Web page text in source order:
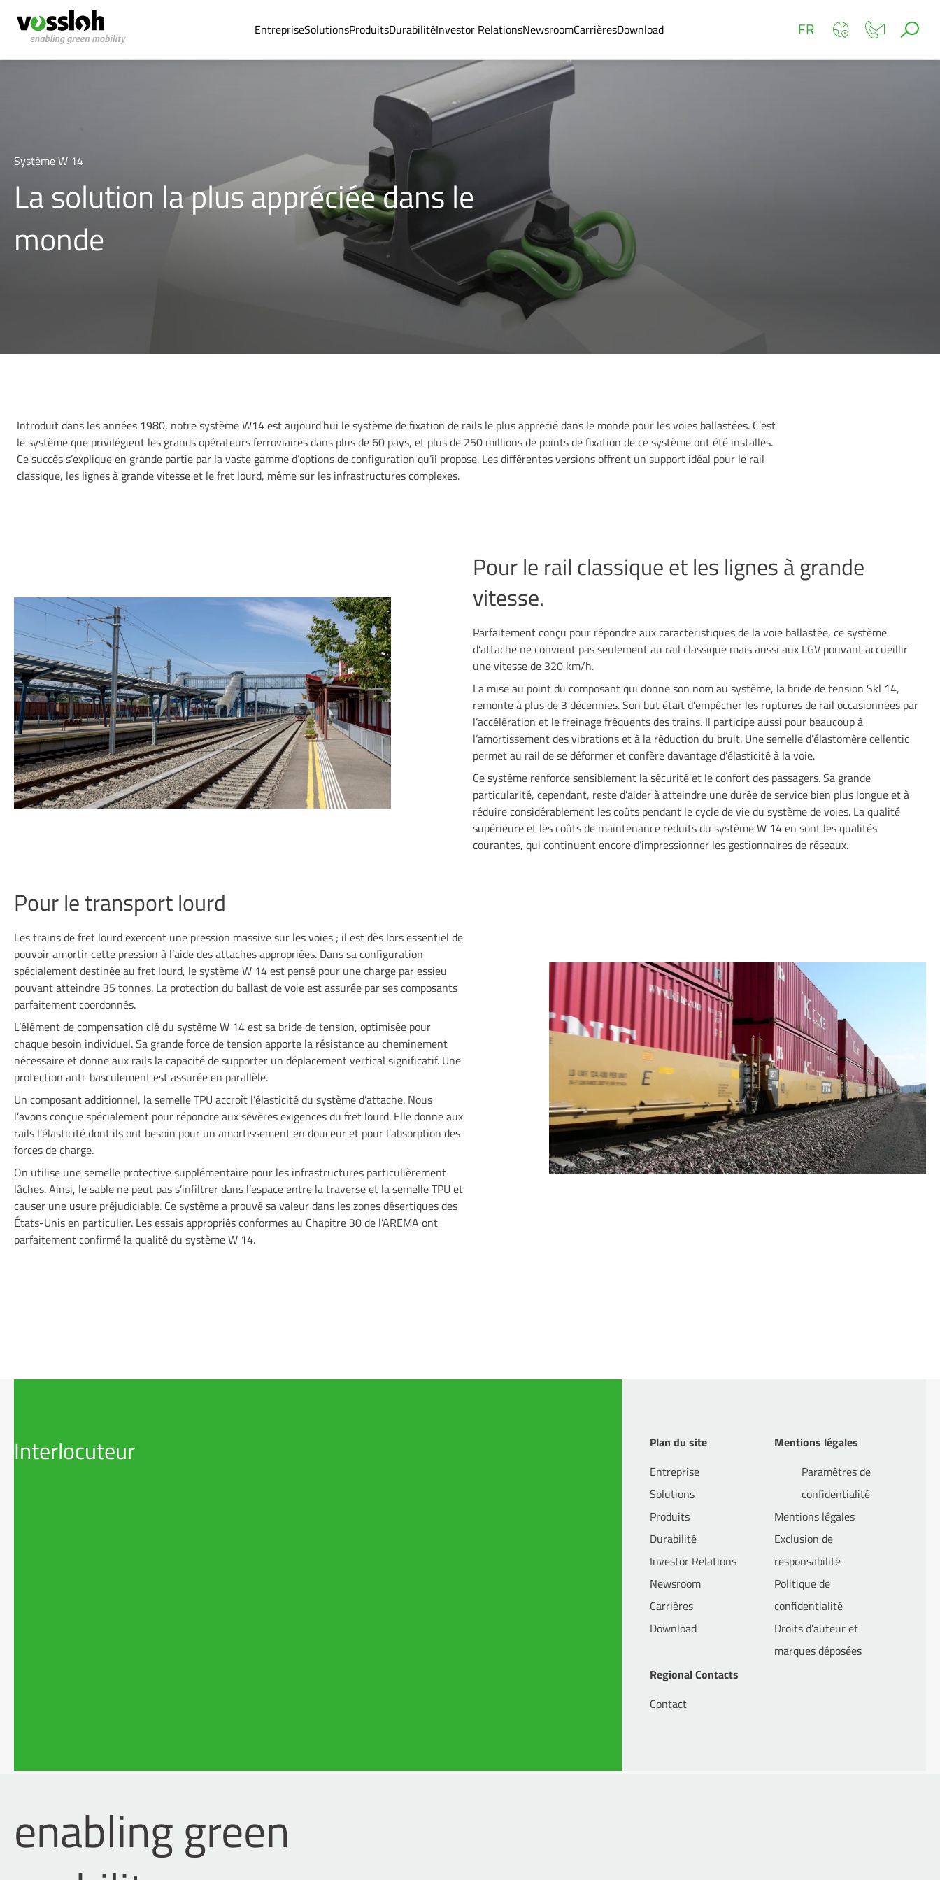
EntrepriseSolutionsProduitsDurabilitéInvestor RelationsNewsroomCarrièresDownload FR
Système W 14
La solution la plus appréciée dans le
monde
Introduit dans les années 1980, notre système W14 est aujourd’hui le système de fixation de rails le plus apprécié dans le monde pour les voies ballastées. C’est
le système que privilégient les grands opérateurs ferroviaires dans plus de 60 pays, et plus de 250 millions de points de fixation de ce système ont été installés.
Ce succès s’explique en grande partie par la vaste gamme d’options de configuration qu’il propose. Les différentes versions offrent un support idéal pour le rail
classique, les lignes à grande vitesse et le fret lourd, même sur les infrastructures complexes.
Pour le rail classique et les lignes à grande
vitesse.
Parfaitement conçu pour répondre aux caractéristiques de la voie ballastée, ce système
d’attache ne convient pas seulement au rail classique mais aussi aux LGV pouvant accueillir
une vitesse de 320 km/h.
La mise au point du composant qui donne son nom au système, la bride de tension Skl 14,
remonte à plus de 3 décennies. Son but était d’empêcher les ruptures de rail occasionnées par
l’accélération et le freinage fréquents des trains. Il participe aussi pour beaucoup à
l’amortissement des vibrations et à la réduction du bruit. Une semelle d’élastomère cellentic
permet au rail de se déformer et confère davantage d’élasticité à la voie.
Ce système renforce sensiblement la sécurité et le confort des passagers. Sa grande
particularité, cependant, reste d’aider à atteindre une durée de service bien plus longue et à
réduire considérablement les coûts pendant le cycle de vie du système de voies. La qualité
supérieure et les coûts de maintenance réduits du système W 14 en sont les qualités
courantes, qui continuent encore d’impressionner les gestionnaires de réseaux.
Pour le transport lourd
Les trains de fret lourd exercent une pression massive sur les voies ; il est dès lors essentiel de
pouvoir amortir cette pression à l’aide des attaches appropriées. Dans sa configuration
spécialement destinée au fret lourd, le système W 14 est pensé pour une charge par essieu
pouvant atteindre 35 tonnes. La protection du ballast de voie est assurée par ses composants
parfaitement coordonnés.
L’élément de compensation clé du système W 14 est sa bride de tension, optimisée pour
chaque besoin individuel. Sa grande force de tension apporte la résistance au cheminement
nécessaire et donne aux rails la capacité de supporter un déplacement vertical significatif. Une
protection anti-basculement est assurée en parallèle.
Un composant additionnel, la semelle TPU accroît l’élasticité du système d’attache. Nous
l’avons conçue spécialement pour répondre aux sévères exigences du fret lourd. Elle donne aux
rails l’élasticité dont ils ont besoin pour un amortissement en douceur et pour l’absorption des
forces de charge.
On utilise une semelle protective supplémentaire pour les infrastructures particulièrement
lâches. Ainsi, le sable ne peut pas s’infiltrer dans l’espace entre la traverse et la semelle TPU et
causer une usure préjudiciable. Ce système a prouvé sa valeur dans les zones désertiques des
États-Unis en particulier. Les essais appropriés conformes au Chapitre 30 de l’AREMA ont
parfaitement confirmé la qualité du système W 14.
Interlocuteur
Plan du site
Entreprise
Solutions
Produits
Durabilité
Investor Relations
Newsroom
Carrières
Download
Mentions légales
Paramètres de
confidentialité
Mentions légales
Exclusion de
responsabilité
Politique de
confidentialité
Droits d’auteur et
marques déposées
Regional Contacts
Contact
enabling green